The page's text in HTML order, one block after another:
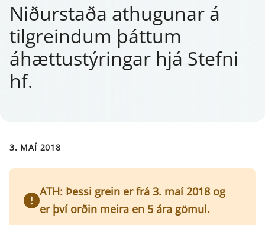
Niðurstaða at­hug­u­n­ar á
tilgreind­um þátt­um
áhættu­stýr­ing­ar hjá Stefni
hf.
3. MAÍ 2018
ATH: Þessi grein er frá 3. maí 2018 og
er því orðin meira en 5 ára gömul.